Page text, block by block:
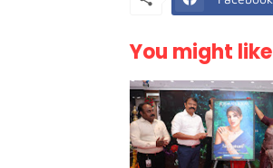
You might like